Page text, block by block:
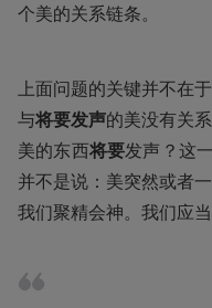
个美的关系链条。
上面问题的关键并不在
与将要发声的美没有关
美的东西将要发声？这
并不是说：美突然或者
我们聚精会神。我们应